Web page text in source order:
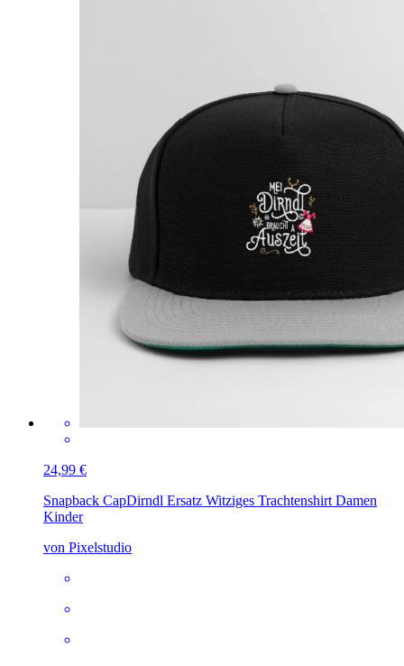
24,99 €
Snapback CapDirndl Ersatz Witziges Trachtenshirt Damen
Kinder
von Pixelstudio